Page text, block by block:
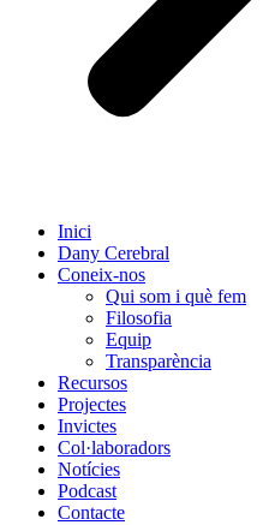
Inici
Dany Cerebral
Coneix-nos
Qui som i què fem
Filosofia
Equip
Transparència
Recursos
Projectes
Invictes
Col·laboradors
Notícies
Podcast
Contacte